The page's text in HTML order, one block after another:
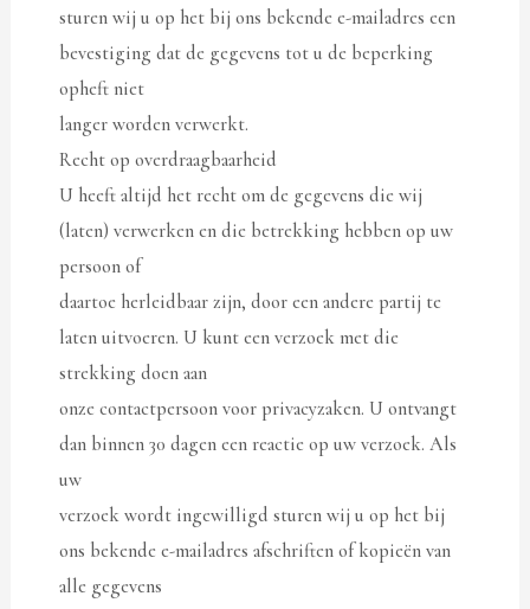
sturen wij u op het bij ons bekende e-mailadres een
bevestiging dat de gegevens tot u de beperking
opheft niet
langer worden verwerkt.
Recht op overdraagbaarheid
U heeft altijd het recht om de gegevens die wij
(laten) verwerken en die betrekking hebben op uw
persoon of
daartoe herleidbaar zijn, door een andere partij te
laten uitvoeren. U kunt een verzoek met die
strekking doen aan
onze contactpersoon voor privacyzaken. U ontvangt
dan binnen 30 dagen een reactie op uw verzoek. Als
uw
verzoek wordt ingewilligd sturen wij u op het bij
ons bekende e-mailadres afschriften of kopieën van
alle gegevens